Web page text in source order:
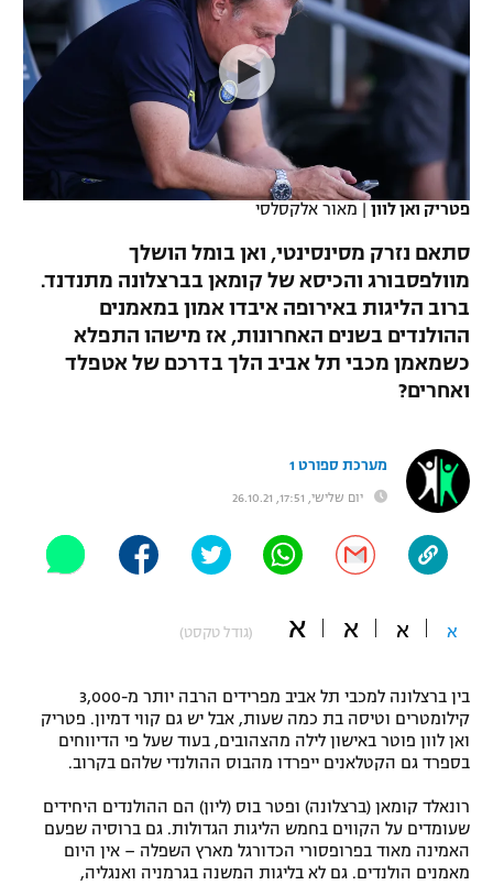
VOD
רץ ברשת
תוצאות
לוח שידורים
ברחבה
"מעל הליגה" – פודקאסט
תקנון עבור פעילות אלקטרה
תקנון עבור פעילות ספורט 1 – "מרלן"
גיימינג E-Sports
תנאי שימוש
נבחרת ישראל
מכבי חיפה
בית"ר ירושלים
מכבי תל אביב
הפועל חיפה
הפועל באר שבע
מכבי נתניה
בני יהודה
ליגה ספרדית
ליגה איטלקית
ליגה צרפתית
ליגה הולנדית
ליגה טורקית
ליגה סינית
ליגה ברזילאית
כדורסל נשים
מכבי תל אביב
הפועל חולון
הפועל ירושלים
יורוליג
יורוקאפ
טניס
כדוריד
כדורעף
שחייה
ג'ודו
אגרוף
ספורט אולימפי
היאבקות WWE
אופניים
פוטבול אמריקאי NFL
בייסבול MLB
ספורט אתגרי ואקסטרים
אומנויות לחימה
פטריק ואן לוון | מאור אלקסלסי
סתאם נזרק מסינסינטי, ואן בומל הושלך
מוולפסבורג והכיסא של קומאן בברצלונה מתנדנד.
ברוב הליגות באירופה איבדו אמון במאמנים
ההולנדים בשנים האחרונות, אז מישהו התפלא
כשמאמן מכבי תל אביב הלך בדרכם של אטפלד
ואחרים?
מערכת ספורט 1
יום שלישי, 17:51, 26.10.21
א א א א (גודל טקסט)
בין ברצלונה למכבי תל אביב מפרידים הרבה יותר מ-3,000
קילומטרים וטיסה בת כמה שעות, אבל יש גם קווי דמיון. פטריק
ואן לוון פוטר באישון לילה מהצהובים, בעוד שעל פי הדיווחים
בספרד גם הקטלאנים ייפרדו מהבוס ההולנדי שלהם בקרוב.
רונאלד קומאן (ברצלונה) ופטר בוס (ליון) הם ההולנדים היחידים
שעומדים על הקווים בחמש הליגות הגדולות. גם ברוסיה שפעם
האמינה מאוד בפרופסורי הכדורגל מארץ השפלה – אין היום
מאמנים הולנדים. גם לא בליגות המשנה בגרמניה ואנגליה,